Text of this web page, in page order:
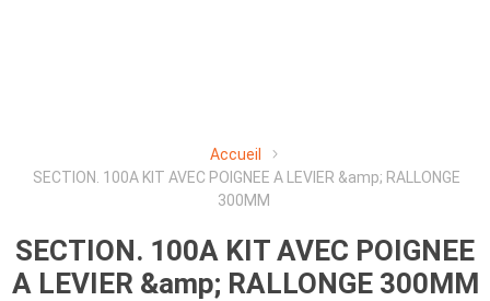
Accueil
SECTION. 100A KIT AVEC POIGNEE A LEVIER &amp; RALLONGE
300MM
SECTION. 100A KIT AVEC POIGNEE
A LEVIER &amp; RALLONGE 300MM